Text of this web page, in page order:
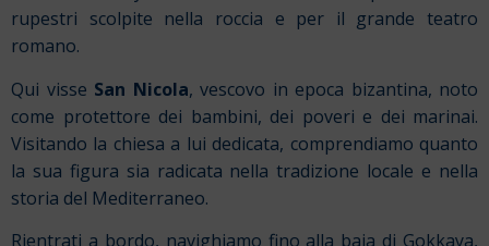
rupestri scolpite nella roccia e per il grande teatro
romano.
Qui visse San Nicola, vescovo in epoca bizantina, noto
come protettore dei bambini, dei poveri e dei marinai.
Visitando la chiesa a lui dedicata, comprendiamo quanto
la sua figura sia radicata nella tradizione locale e nella
storia del Mediterraneo.
Rientrati a bordo, navighiamo fino alla baia di Gokkaya,